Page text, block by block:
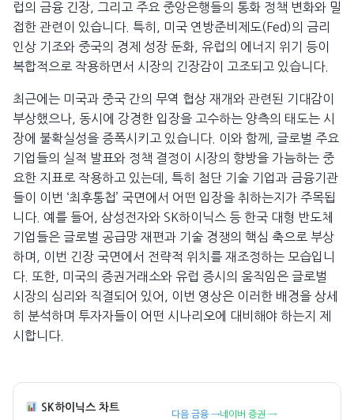
럽의 금융 긴장, 그리고 주요 중앙은행들의 통화 정책 변화와 밀
접한 관련이 있습니다. 특히, 미국 연방준비제도(Fed)의 금리
인상 기조와 중국의 경제 성장 둔화, 유럽의 에너지 위기 등이
복합적으로 작용하면서 시장의 긴장감이 고조되고 있습니다.
최근에는 미국과 중국 간의 무역 협상 재개와 관련된 기대감이
부상했으나, 동시에 강경한 입장을 고수하는 양측의 태도는 시
장에 불확실성을 증폭시키고 있습니다. 이와 함께, 글로벌 주요
기업들의 실적 발표와 정책 결정이 시장의 향방을 가늠하는 중
요한 지표로 작용하고 있는데, 특히 첨단 기술 기업과 금융기관
들이 이번 ‘최후통첩’ 국면에서 어떤 입장을 취하는지가 주목됩
니다. 예를 들어, 삼성전자와 SK하이닉스 등 한국 대형 반도체
기업들은 글로벌 공급망 재편과 기술 경쟁의 핵심 축으로 부상
하며, 이번 긴장 국면에서 전략적 위치를 재조정하는 모습입니
다. 또한, 미국의 증권거래소와 유럽 증시의 움직임은 글로벌
시장의 심리와 직결되어 있어, 이번 영상은 이러한 배경을 상세
히 분석하며 투자자들이 어떤 시나리오에 대비해야 하는지 제
시합니다.
SK하이닉스 차트
다음 금융 →네이버 증권 →